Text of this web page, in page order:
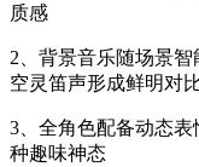
质感
2、背景音乐随场景
空灵笛声形成鲜明对
3、全角色配备动态
种趣味神态